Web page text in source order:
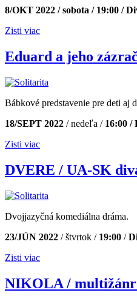
8/OKT 2022 / sobota / 19:00 /
Zisti viac
Eduard a jeho
Bábkové predstavenie pre deti aj
18/SEPT 2022 / nedeľa /16:00 /
Zisti viac
DVERE / UA-SK
Dvojjazyčná komediálna dráma.
23/JÚN 2022 / štvrtok /19:00 /
Zisti viac
NIKOLA /